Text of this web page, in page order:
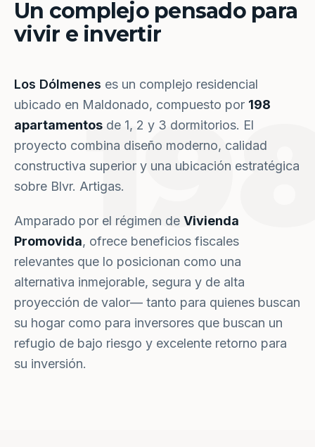
Un complejo pensado para
vivir e invertir
Los Dólmenes es un complejo residencial
ubicado en Maldonado, compuesto por 198
apartamentos de 1, 2 y 3 dormitorios. El
proyecto combina diseño moderno, calidad
constructiva superior y una ubicación estratégica
sobre Blvr. Artigas.
Amparado por el régimen de Vivienda
Promovida, ofrece beneficios fiscales
relevantes que lo posicionan como una
alternativa inmejorable, segura y de alta
proyección de valor— tanto para quienes buscan
su hogar como para inversores que buscan un
refugio de bajo riesgo y excelente retorno para
su inversión.